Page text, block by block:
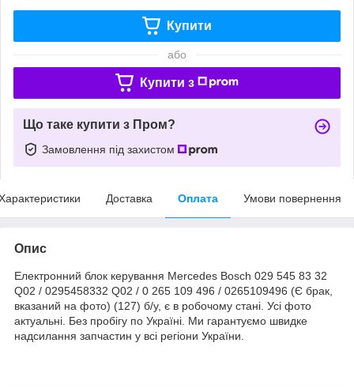
Купити
або
Купити з
Що таке купити з Пром?
Замовлення під захистом
Доставка Оплата Умови повернення
Опис
Електронний блок керування Mercedes Bosch 029 545 83 32
Q02 / 0295458332 Q02 / 0 265 109 496 / 0265109496 (Є брак,
вказаний на фото) (127) б/у, є в робочому стані. Усі фото
актуальні. Без пробігу по Україні. Ми гарантуємо швидке
надсилання запчастин у всі регіони України.